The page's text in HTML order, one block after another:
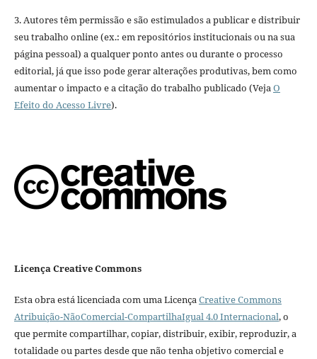
3. Autores têm permissão e são estimulados a publicar e distribuir
seu trabalho online (ex.: em repositórios institucionais ou na sua
página pessoal) a qualquer ponto antes ou durante o processo
editorial, já que isso pode gerar alterações produtivas, bem como
aumentar o impacto e a citação do trabalho publicado (VejaO
Efeito do Acesso Livre).
Licença Creative Commons
Esta obra está licenciada com uma LicençaCreative Commons
Atribuição-NãoComercial-CompartilhaIgual 4.0 Internacional, o
que permite compartilhar, copiar, distribuir, exibir, reproduzir, a
totalidade ou partes desde que não tenha objetivo comercial e